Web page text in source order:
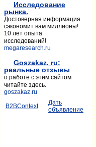
Исследование
рынка.
Достоверная информация
сэкономит вам миллионы!
10 лет опыта
исследований!
megaresearch.ru
Goszakaz. ru:
реальные отзывы
о работе с этим сайтом
читайте здесь.
goszakaz.ru
B2BContext
Дать
объявление